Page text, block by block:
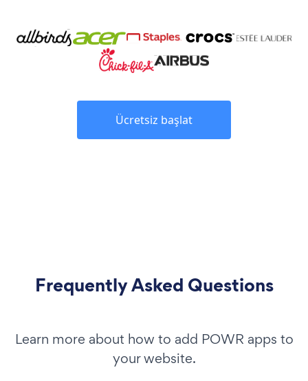
Ücretsiz başlat
Frequently Asked Questions
Learn more about how to add POWR apps to
your website.